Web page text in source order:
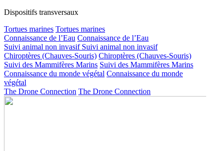
Dispositifs transversaux
Tortues marines Tortues marines
Connaissance de l’Eau Connaissance de l’Eau
Suivi animal non invasif Suivi animal non invasif
Chiroptères (Chauves-Souris) Chiroptères (Chauves-Souris)
Suivi des Mammifères Marins Suivi des Mammifères Marins
Connaissance du monde végétal Connaissance du monde
végétal
The Drone Connection The Drone Connection